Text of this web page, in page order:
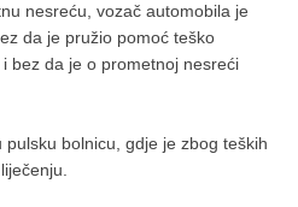
nesreću, vozač automobila je
da je pružio pomoć teško
bez da je o prometnoj nesreći
bolnicu, gdje je zbog teških